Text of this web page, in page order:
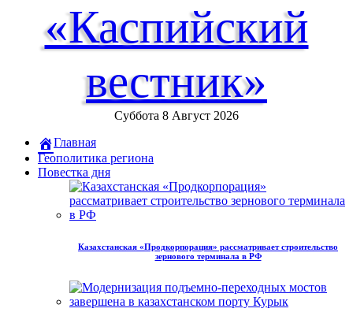
«Каспийский
вестник»
Суббота 8 Август 2026
Главная
Геополитика региона
Повестка дня
Казахстанская «Продкорпорация» рассматривает строительство
зернового терминала в РФ